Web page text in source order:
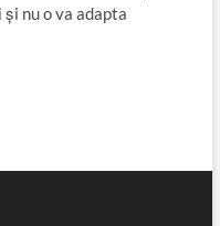
nu o va adapta